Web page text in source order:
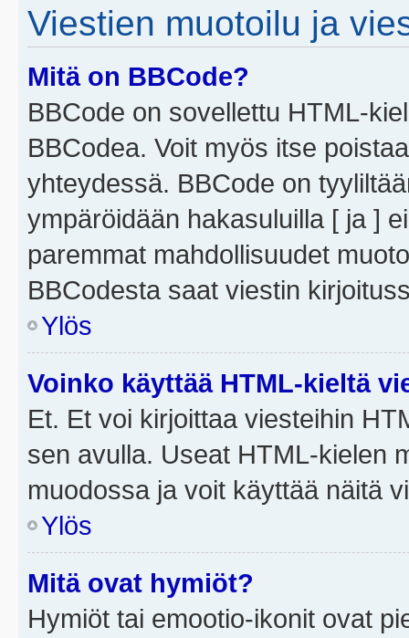
Viestien muotoilu ja
Mitä on BBCode?
BBCode on sovellettu HTML-
BBCodea. Voit myös itse
yhteydessä. BBCode on
ympäröidään hakasuluilla [ ja ]
paremmat mahdollisuudet
BBCodesta saat viestin
Ylös
Voinko käyttää HTML-kieltä
Et. Et voi kirjoittaa viesteihin
sen avulla. Useat HTML-kielen
muodossa ja voit käyttää näitä
Ylös
Mitä ovat hymiöt?
Hymiöt tai emootio-ikonit ovat